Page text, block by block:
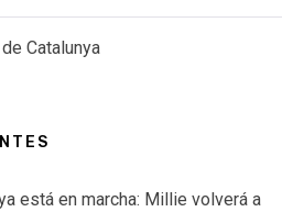
Catalunya
está en marcha: Millie volverá a